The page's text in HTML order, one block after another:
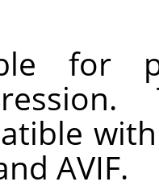
for
AVIF.